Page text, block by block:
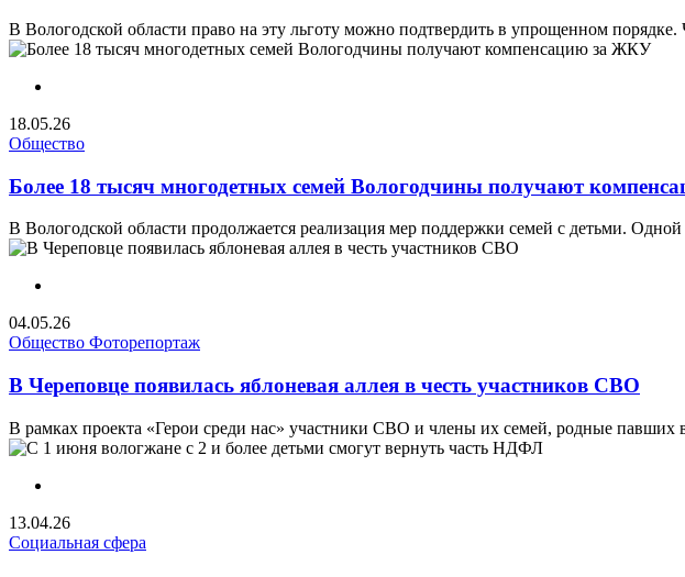
В Вологодской области право на эту льготу можно подтвердить в упрощенном
18.05.26
Общество
Более 18 тысяч многодетных семей Вологодчины получают
В Вологодской области продолжается реализация мер поддержки семей с детьми.
04.05.26
Общество Фоторепортаж
В Череповце появилась яблоневая аллея в честь участников СВО
В рамках проекта «Герои среди нас» участники СВО и члены их семей, родные павших
13.04.26
Социальная сфера